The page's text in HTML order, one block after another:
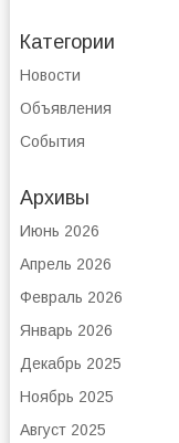
Категории
Новости
Объявления
События
Архивы
Июнь 2026
Апрель 2026
Февраль 2026
Январь 2026
Декабрь 2025
Ноябрь 2025
Август 2025